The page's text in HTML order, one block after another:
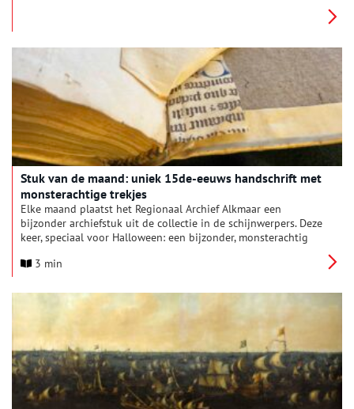
Stuk van de maand: uniek 15de-eeuws handschrift met
monsterachtige trekjes
Elke maand plaatst het Regionaal Archief Alkmaar een
bijzonder archiefstuk uit de collectie in de schijnwerpers. Deze
keer, speciaal voor Halloween: een bijzonder, monsterachtig
Familie Van Foreest. We kennen allemaal het monster van
uit Mary Shelley’s boek, een “prachtig monster” dat bestaat uit
aan elkaar genaaide delen afkomstig van verschillende
lichamen. In het archief van de Familie van Foreest,
ondergebracht bij het Regionaal Archief, zit een bijzonder
middeleeuws handschrift dat ons deed denken aan dat
monster: de “Cronyke van Holland”.
3 min